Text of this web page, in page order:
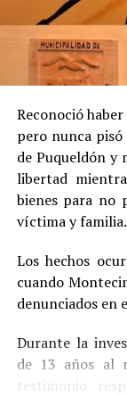
Reconoció
pero nunca
de Puqueldón y
libertad
bienes para no
víctima y familia.
Los hechos
cuando
denunciados en
Durante la
de 13 años al
testimonio